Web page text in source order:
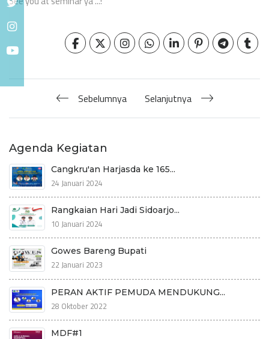
Sebelumnya Selanjutnya
Agenda Kegiatan
Cangkru'an Harjasda ke 165...
24 Januari 2024
Rangkaian Hari Jadi Sidoarjo...
10 Januari 2024
Gowes Bareng Bupati
22 Januari 2023
PERAN AKTIF PEMUDA MENDUKUNG...
28 Oktober 2022
MDF#1